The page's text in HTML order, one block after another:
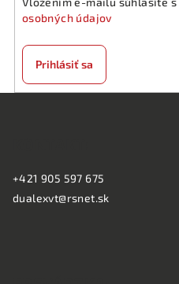
osobných údajov
Prihlásiť sa
+421 905 597 675
dualexvt@rsnet.sk